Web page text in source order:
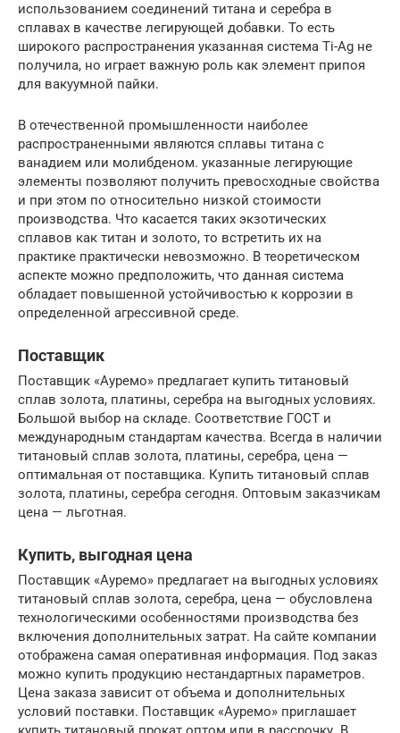
использованием соединений титана и серебра в
сплавах в качестве легирующей добавки. То есть
широкого распространения указанная система Ti-Ag не
получила, но играет важную роль как элемент припоя
для вакуумной пайки.
В отечественной промышленности наиболее
распространенными являются сплавы титана с
ванадием или молибденом. указанные легирующие
элементы позволяют получить превосходные свойства
и при этом по относительно низкой стоимости
производства. Что касается таких экзотических
сплавов как титан и золото, то встретить их на
практике практически невозможно. В теоретическом
аспекте можно предположить, что данная система
обладает повышенной устойчивостью к коррозии в
определенной агрессивной среде.
Поставщик
Поставщик «Ауремо» предлагает купить титановый
сплав золота, платины, серебра на выгодных условиях.
Большой выбор на складе. Соответствие ГОСТ и
международным стандартам качества. Всегда в наличии
титановый сплав золота, платины, серебра, цена —
оптимальная от поставщика. Купить титановый сплав
золота, платины, серебра сегодня. Оптовым заказчикам
цена — льготная.
Купить, выгодная цена
Поставщик «Ауремо» предлагает на выгодных условиях
титановый сплав золота, серебра, цена — обусловлена
технологическими особенностями производства без
включения дополнительных затрат. На сайте компании
отображена самая оперативная информация. Под заказ
можно купить продукцию нестандартных параметров.
Цена заказа зависит от объема и дополнительных
условий поставки. Поставщик «Ауремо» приглашает